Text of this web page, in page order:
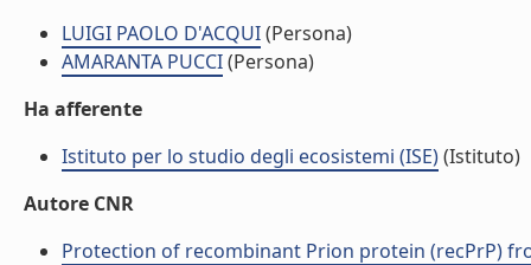
LUIGI PAOLO D'ACQUI(Persona)
AMARANTA PUCCI(Persona)
Ha afferente
Istituto per lo studio degli ecosistemi (ISE)(Istituto)
Autore CNR
Protection of recombinant Prion protein (recPrP)